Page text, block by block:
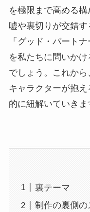
を極限まで高める構
嘘や裏切りが交錯
「グッド・パート
を私たちに問いか
でしょう。これか
キャラクターが抱
的に紐解いていきま
裏テーマ
制作の裏側の